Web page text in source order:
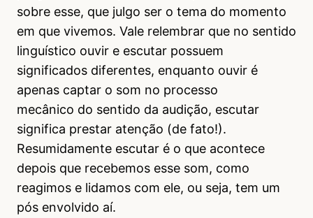
sobre esse, que julgo ser o tema do momento
em que vivemos. Vale relembrar que no sentido
linguístico ouvir e escutar possuem
significados diferentes, enquanto ouvir é
apenas captar o som no processo
mecânico do sentido da audição, escutar
significa prestar atenção (de fato!).
Resumidamente escutar é o que acontece
depois que recebemos esse som, como
reagimos e lidamos com ele, ou seja, tem um
pós envolvido aí.